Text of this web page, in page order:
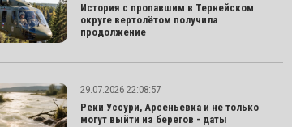
История с пропавшим в Тернейском
округе вертолётом получила
продолжение
29.07.2026 22:08:57
Реки Уссури, Арсеньевка и не только
могут выйти из берегов - даты